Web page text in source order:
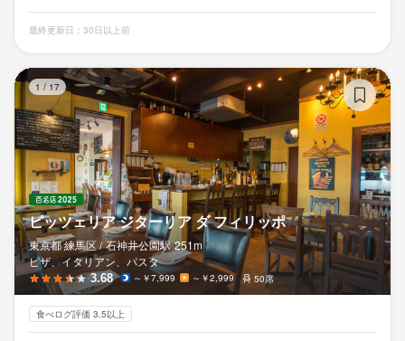
最終更新日：30日以上前
1 / 17
ピッツェリア ジターリア ダ フィリッポ
東京都 練馬区 / 石神井公園駅 251m
ピザ、イタリアン、パスタ
3.68 ～￥7,999 ～￥2,999 50席
食べログ評価 3.5以上